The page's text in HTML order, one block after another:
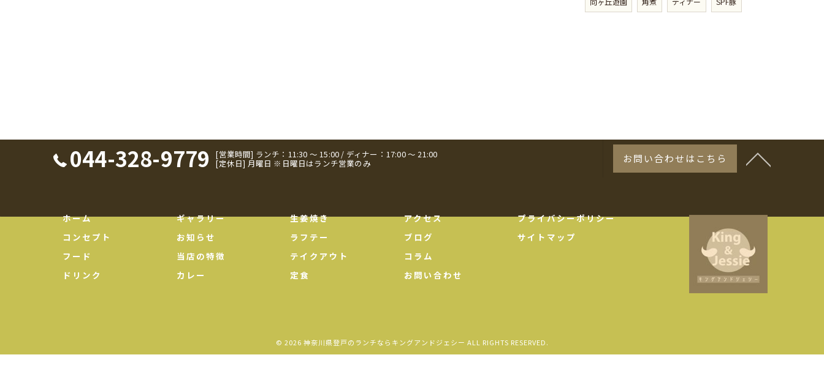
044-328-9779 [営業時間] ランチ：11:30 ～ 15:00 / ディナー：17:00 ～ 21:00
[定休日] 月曜日 ※日曜日はランチ営業のみ お問い合わせはこちら
ホーム
コンセプト
フード
ドリンク
ギャラリー
お知らせ
当店の特徴
カレー
生姜焼き
ラフテー
テイクアウト
定食
アクセス
ブログ
コラム
お問い合わせ
プライバシーポリシー
サイトマップ
© 2026 神奈川県登戸のランチならキングアンドジェシー ALL RIGHTS RESERVED.